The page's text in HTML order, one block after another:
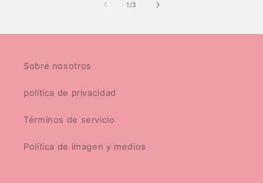
1/de
3
Sobre nosotros
política de privacidad
Términos de servicio
Política de imagen y medios